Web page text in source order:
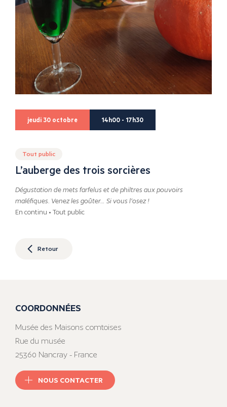
jeudi 30 octobre 14h00 - 17h30
Tout public
L’auberge des trois sorcières
Dégustation de mets farfelus et de philtres aux pouvoirs
maléfiques. Venez les goûter… Si vous l’osez !
En continu • Tout public
Retour
COORDONNÉES
Musée des Maisons comtoises
Rue du musée
25360 Nancray - France
NOUS CONTACTER